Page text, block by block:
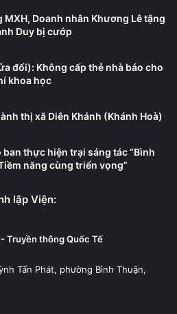
Doanh nhân Khương Lê tặng
Duy bị cướp
đổi): Không cấp thẻ nhà báo cho
khoa học
thị xã Diên Khánh (Khánh Hoà)
thực hiện trại sáng tác “Bình
năng cùng triển vọng”
lập Viện:
Truyền thông Quốc Tế
Tấn Phát, phường Bình Thuận,